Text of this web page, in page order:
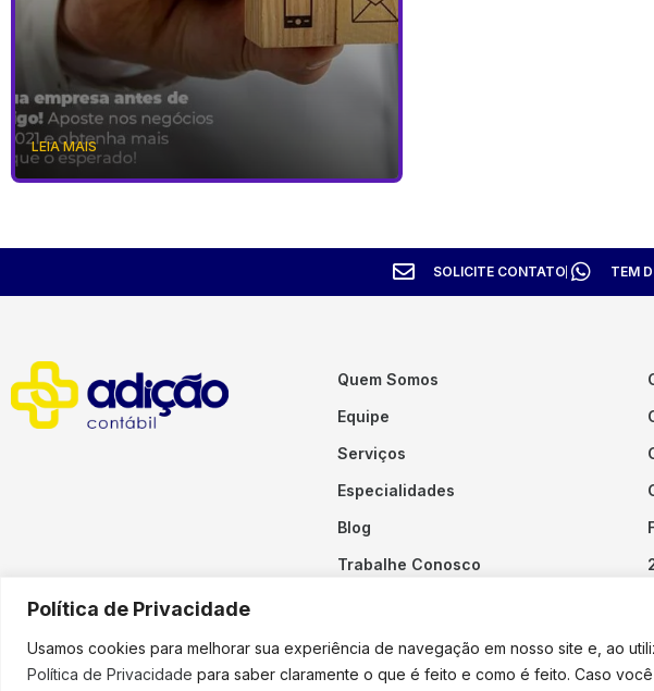
Política de Privacidade
Usamos cookies para melhorar sua experiência de navegação em nosso site e, ao
Política de Privacidade para saber claramente o que é feito e como é feito. Caso
LEIA MAIS
SOLICITE CONTATO TEM
Quem Somos
Equipe
Serviços
Especialidades
Blog
Trabalhe Conosco